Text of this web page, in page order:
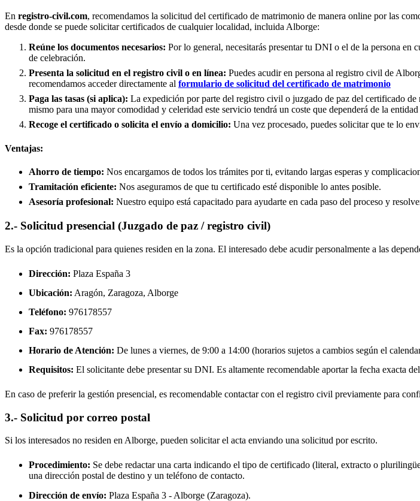
En registro-civil.com, recomendamos la solicitud del certificado de matrimonio de manera online por las
desde donde se puede solicitar certificados de cualquier localidad, incluida Alborge:
Reúne los documentos necesarios: Por lo general, necesitarás presentar tu DNI o el de la persona
de celebración.
Presenta la solicitud en el registro civil o en línea: Puedes acudir en persona al registro civil de
recomendamos acceder directamente al formulario de solicitud del certificado de matrimonio
Paga las tasas (si aplica): La expedición por parte del registro civil o juzgado de paz del certificado
mismo para una mayor comodidad y celeridad este servicio tendrá un coste que dependerá de la entidad
Recoge el certificado o solicita el envío a domicilio: Una vez procesado, puedes solicitar que te lo
Ventajas:
Ahorro de tiempo: Nos encargamos de todos los trámites por ti, evitando largas esperas y
Tramitación eficiente: Nos aseguramos de que tu certificado esté disponible lo antes posible.
Asesoría profesional: Nuestro equipo está capacitado para ayudarte en cada paso del proceso y
2.- Solicitud presencial (Juzgado de paz / registro civil)
Es la opción tradicional para quienes residen en la zona. El interesado debe acudir personalmente a las
Dirección: Plaza España 3
Ubicación: Aragón, Zaragoza, Alborge
Teléfono: 976178557
Fax: 976178557
Horario de Atención: De lunes a viernes, de 9:00 a 14:00 (horarios sujetos a cambios según el
Requisitos: El solicitante debe presentar su DNI. Es altamente recomendable aportar la fecha exacta
En caso de preferir la gestión presencial, es recomendable contactar con el registro civil previamente para
3.- Solicitud por correo postal
Si los interesados no residen enAlborge, pueden solicitar el acta enviando una solicitud por escrito.
Procedimiento: Se debe redactar una carta indicando el tipo de certificado (literal, extracto o
una dirección postal de destino y un teléfono de contacto.
Dirección de envío: Plaza España 3 - Alborge (Zaragoza).